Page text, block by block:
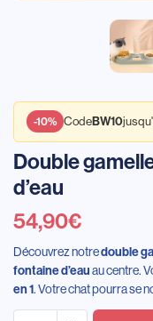
-10% CodeBW10
Double
d’eau
54,90€
Découvrez notredouble
fontaine d’eauau centre.
en 1. Votre chat pourra se